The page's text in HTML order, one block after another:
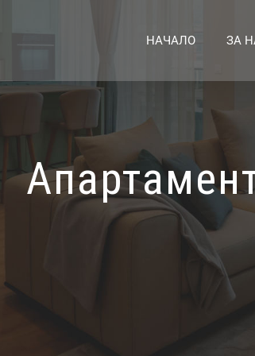
НАЧАЛО ЗА